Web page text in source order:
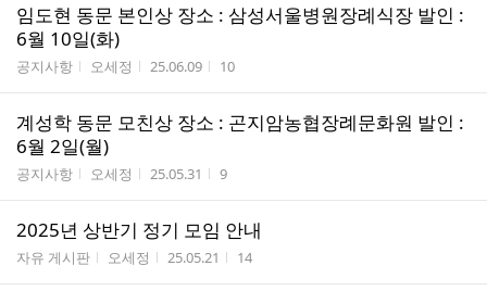
임도현 동문 본인상 장소 : 삼성서울병원장례식장 발인 :
6월 10일(화)
게시판명
공지사항 작성자
오세정 작성시간
25.06.09 조회수
10
계성학 동문 모친상 장소 : 곤지암농협장례문화원 발인 :
6월 2일(월)
게시판명
공지사항 작성자
오세정 작성시간
25.05.31 조회수
9
2025년 상반기 정기 모임 안내
게시판명
자유 게시판 작성자
오세정 작성시간
25.05.21 조회수
14